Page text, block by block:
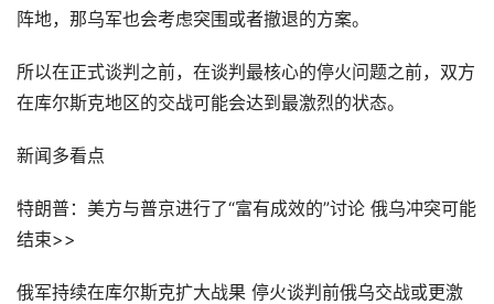
阵地，那乌军也会考虑突围或者撤退的方案。
所以在正式谈判之前，在谈判最核心的停火问题之前，双方
在库尔斯克地区的交战可能会达到最激烈的状态。
新闻多看点
特朗普：美方与普京进行了“富有成效的”讨论 俄乌冲突可能
结束>>
俄军持续在库尔斯克扩大战果 停火谈判前俄乌交战或更激